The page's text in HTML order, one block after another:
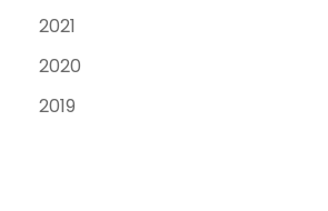
2021
2020
2019